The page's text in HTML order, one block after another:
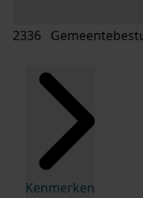
2336
Kenmerken